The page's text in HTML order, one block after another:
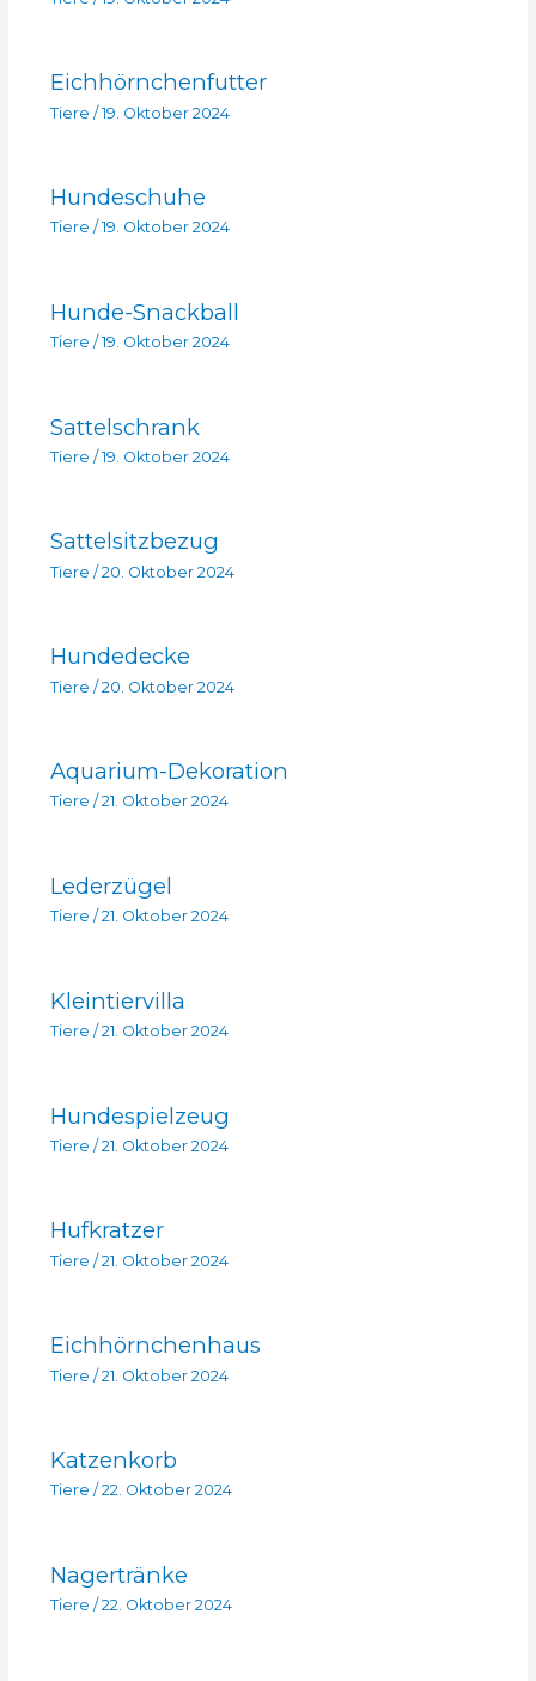
Eichhörnchenfutter
Tiere /19. Oktober 2024
Hundeschuhe
Tiere / 19. Oktober 2024
Hunde-Snackball
Tiere / 19. Oktober 2024
Sattelschrank
Tiere / 19. Oktober 2024
Sattelsitzbezug
Tiere / 20. Oktober 2024
Hundedecke
Tiere /20. Oktober 2024
Aquarium-Dekoration
Tiere / 21. Oktober 2024
Lederzügel
Tiere / 21. Oktober 2024
Kleintiervilla
Tiere / 21. Oktober 2024
Hundespielzeug
Tiere / 21. Oktober 2024
Hufkratzer
Tiere /21. Oktober 2024
Eichhörnchenhaus
Tiere /21. Oktober 2024
Katzenkorb
Tiere / 22. Oktober 2024
Nagertränke
Tiere / 22. Oktober 2024